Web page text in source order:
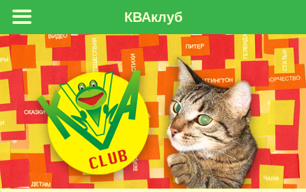
КВАклуб